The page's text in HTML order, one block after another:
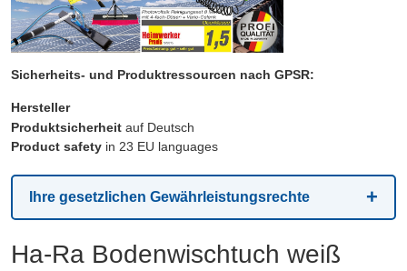
Sicherheits- und Produktressourcen nach GPSR:
Hersteller
Produktsicherheit auf Deutsch
Product safety in 23 EU languages
Ihre gesetzlichen Gewährleistungsrechte
Ha-Ra Bodenwischtuch weiß